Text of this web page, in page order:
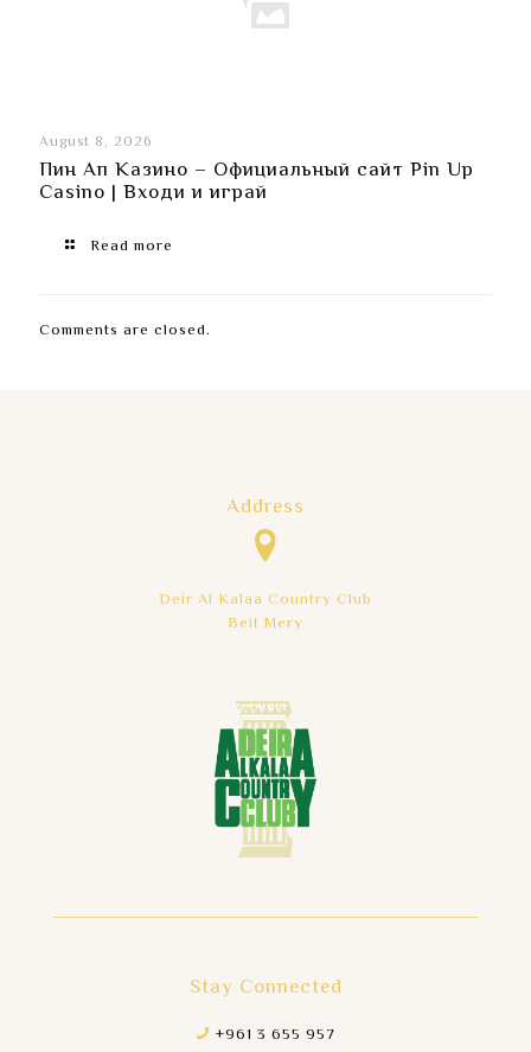
August 8, 2026
Пин Ап Казино – Официальный сайт Pin Up
Casino | Входи и играй
Read more
Comments are closed.
Address
Deir Al Kalaa Country Club
Beit Mery
Stay Connected
+961 3 655 957